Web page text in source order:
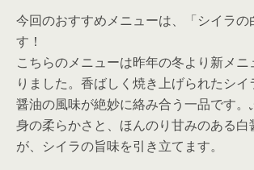
今回のおすすめメニューは、「シイラの
す！
こちらのメニューは昨年の冬より新メ
りました。香ばしく焼き上げられたシイ
醤油の風味が絶妙に絡み合う一品です。
身の柔らかさと、ほんのり甘みのある白
が、シイラの旨味を引き立てます。